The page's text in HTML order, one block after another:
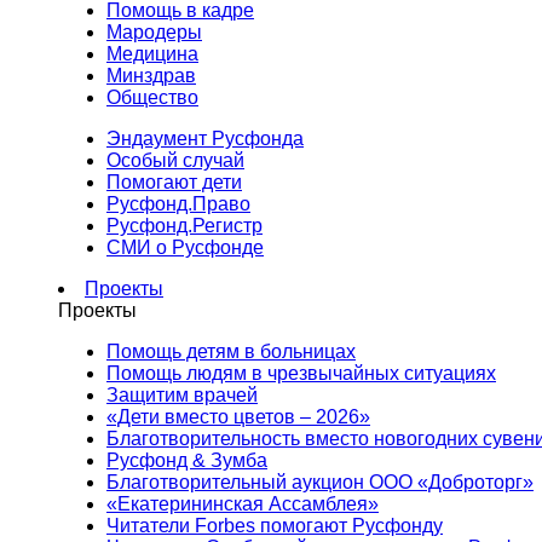
Помощь в кадре
Мародеры
Медицина
Минздрав
Общество
Эндаумент Русфонда
Особый случай
Помогают дети
Русфонд.Право
Русфонд.Регистр
СМИ о Русфонде
Проекты
Проекты
Помощь детям в больницах
Помощь людям в чрезвычайных ситуациях
Защитим врачей
«Дети вместо цветов – 2026»
Благотворительность вместо новогодних
Русфонд & Зумба
Благотворительный аукцион ООО «Доброторг»
«Екатерининская Ассамблея»
Читатели Forbes помогают Русфонду